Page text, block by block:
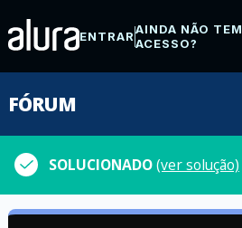
ENTRARAINDA NÃO TEM
ACESSO?
FÓRUM
SOLUCIONADO(ver solução)